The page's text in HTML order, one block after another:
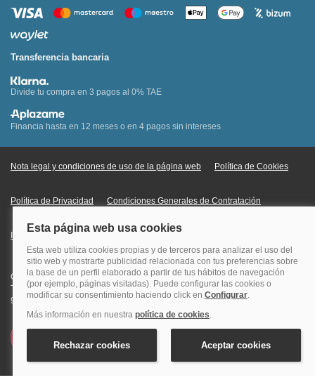
Transferencia bancaria
Divide tu compra en 3 pagos al 0% TAE
Financia hasta en 12 meses o en 4 pagos sin intereses
Nota legal y condiciones de uso de la página web Política de Cookies
Política de Privacidad Condiciones Generales de Contratación
Información Legal sobre Mercados en Línea
Quehoteles.com - Especialistas en hoteles © Copyright Veturis Travel S.A.
Todos los derechos reservados. Autorización nº I-AV0000879.4 Tel: +34
915759999